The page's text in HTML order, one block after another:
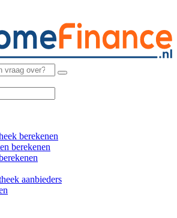
berekenen
berekenen
aanbieders